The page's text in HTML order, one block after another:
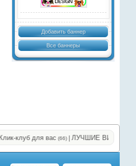
Добавить баннер
Все баннеры
для вас(66)| ЛУЧШИЕ ВИДЫ